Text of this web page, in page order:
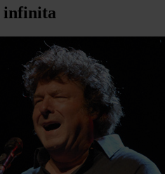
infinita